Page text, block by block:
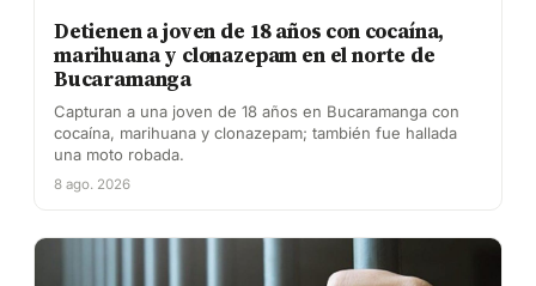
Detienen a joven de 18 años con cocaína,
marihuana y clonazepam en el norte de
Bucaramanga
Capturan a una joven de 18 años en Bucaramanga con
cocaína, marihuana y clonazepam; también fue hallada
una moto robada.
8 ago. 2026